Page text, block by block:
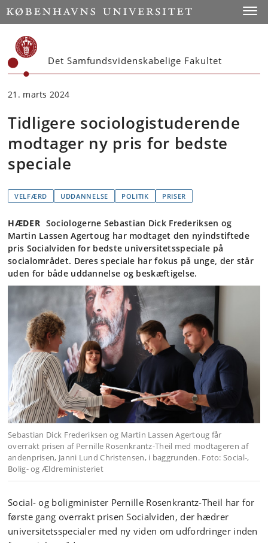
Start
Det Samfundsvidenskabelige Fakultet
21. marts 2024
Tidligere sociologistuderende
modtager ny pris for bedste
speciale
VELFÆRD UDDANNELSE POLITIK PRISER
HÆDER Sociologerne Sebastian Dick Frederiksen og
Martin Lassen Agertoug har modtaget den nyindstiftede
pris Socialviden for bedste universitetsspeciale på
socialområdet. Deres speciale har fokus på unge, der står
uden for både uddannelse og beskæftigelse.
Sebastian Dick Frederiksen og Martin Lassen Agertoug får
overrakt prisen af Pernille Rosenkrantz-Theil med modtageren af
andenprisen, Janni Lund Christensen, i baggrunden. Foto: Social-,
Bolig- og Ældreministeriet
Social- og boligminister Pernille Rosenkrantz-Theil har for
første gang overrakt prisen Socialviden, der hædrer
universitetsspecialer med ny viden om udfordringer inden